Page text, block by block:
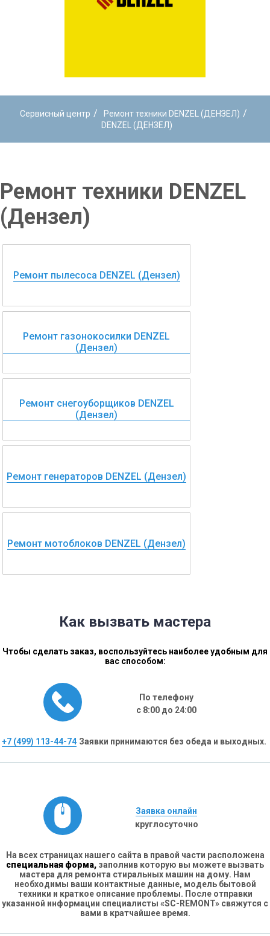
Сервисный центр / Ремонт техники DENZEL (ДЕНЗЕЛ) /
DENZEL (ДЕНЗЕЛ)
Ремонт техники DENZEL
(Дензел)
Ремонт пылесоса DENZEL (Дензел)
Ремонт газонокосилки DENZEL
(Дензел)
Ремонт снегоуборщиков DENZEL
(Дензел)
Ремонт генераторов DENZEL (Дензел)
Ремонт мотоблоков DENZEL (Дензел)
Как вызвать мастера
Чтобы сделать заказ, воспользуйтесь наиболее удобным для
вас способом:
По телефону
с 8:00 до 24:00
+7 (499) 113-44-74 Заявки принимаются без обеда и выходных.
Заявка онлайн
круглосуточно
На всех страницах нашего сайта в правой части расположена
специальная форма, заполнив которую вы можете вызвать
мастера для ремонта стиральных машин на дому. Нам
необходимы ваши контактные данные, модель бытовой
техники и краткое описание проблемы. После отправки
указанной информации специалисты «SC-REMONT» свяжутся с
вами в кратчайшее время.